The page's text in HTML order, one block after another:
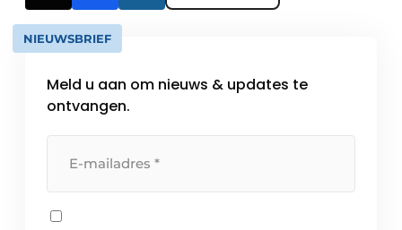
NIEUWSBRIEF
Meld u aan om nieuws & updates te
ontvangen.